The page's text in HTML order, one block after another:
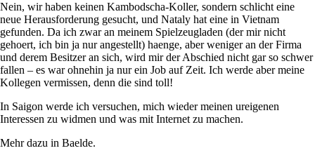
Nein, wir haben keinen Kambodscha-Koller, sondern schlicht eine
neue Herausforderung gesucht, und Nataly hat eine in Vietnam
gefunden. Da ich zwar an meinem Spielzeugladen (der mir nicht
gehoert, ich bin ja nur angestellt) haenge, aber weniger an der Firma
und derem Besitzer an sich, wird mir der Abschied nicht gar so schwer
fallen – es war ohnehin ja nur ein Job auf Zeit. Ich werde aber meine
Kollegen vermissen, denn die sind toll!
In Saigon werde ich versuchen, mich wieder meinen ureigenen
Interessen zu widmen und was mit Internet zu machen.
Mehr dazu in Baelde.